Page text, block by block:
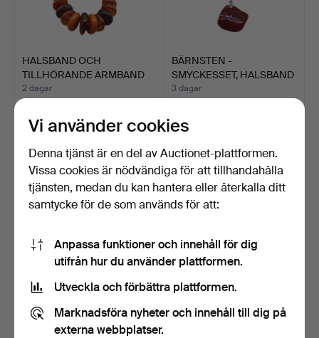
HALSBAND OCH
TILLHÖRANDE ARMBAND
ÄR TILLVE…
2 dagar
43 USD
BÄRNSTEN -
SMYCKESSET, HALSBAND
OCH ÖRHÄNG…
3 dagar
168 USD
ORIENTALISKT
SMYCKESSET BEST…
OCH 925 SILVER.
Vi använder cookies
Denna tjänst är en del av Auctionet-plattformen.
Vissa cookies är nödvändiga för att tillhandahålla
tjänsten, medan du kan hantera eller återkalla ditt
samtycke för de som används för att:
Anpassa funktioner och innehåll för dig
utifrån hur du använder plattformen.
Utveckla och förbättra plattformen.
Marknadsföra nyheter och innehåll till dig på
externa webbplatser.